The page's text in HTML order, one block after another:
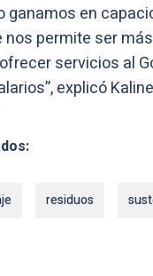
ganamos en
nos permite ser
servicios al
explicó
residuos